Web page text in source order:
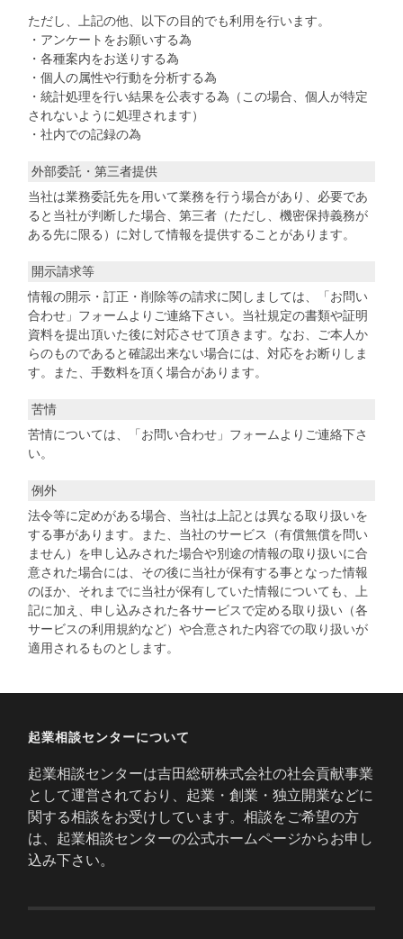
ただし、上記の他、以下の目的でも利用を行います。
・アンケートをお願いする為
・各種案内をお送りする為
・個人の属性や行動を分析する為
・統計処理を行い結果を公表する為（この場合、個人が特定
されないように処理されます）
・社内での記録の為
外部委託・第三者提供
当社は業務委託先を用いて業務を行う場合があり、必要であ
ると当社が判断した場合、第三者（ただし、機密保持義務が
ある先に限る）に対して情報を提供することがあります。
開示請求等
情報の開示・訂正・削除等の請求に関しましては、「お問い
合わせ」フォームよりご連絡下さい。当社規定の書類や証明
資料を提出頂いた後に対応させて頂きます。なお、ご本人か
らのものであると確認出来ない場合には、対応をお断りしま
す。また、手数料を頂く場合があります。
苦情
苦情については、「お問い合わせ」フォームよりご連絡下さ
い。
例外
法令等に定めがある場合、当社は上記とは異なる取り扱いを
する事があります。また、当社のサービス（有償無償を問い
ません）を申し込みされた場合や別途の情報の取り扱いに合
意された場合には、その後に当社が保有する事となった情報
のほか、それまでに当社が保有していた情報についても、上
記に加え、申し込みされた各サービスで定める取り扱い（各
サービスの利用規約など）や合意された内容での取り扱いが
適用されるものとします。
起業相談センターについて
起業相談センターは吉田総研株式会社の社会貢献事業
として運営されており、起業・創業・独立開業などに
関する相談をお受けしています。相談をご希望の方
は、起業相談センターの公式ホームページからお申し
込み下さい。